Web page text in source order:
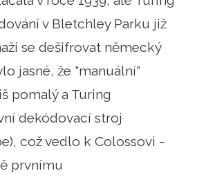
v Bletchley Parku již
se dešifrovat německý
jasné, že "manuální"
pomalý a Turing
dekódovací stroj
což vedlo k Colossovi -
prvnímu